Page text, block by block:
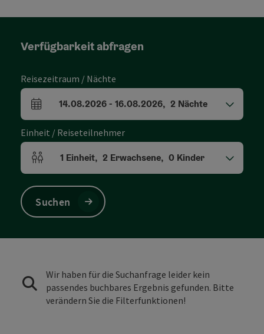
Verfügbarkeit abfragen
Reisezeitraum / Nächte
An- und Abreisefelder
14.08.2026- 16.08.2026, 2 Nächte
Einheit / Reiseteilnehmer
Einheitenanzahl und Personenfelder
1 Einheit, 2 Erwachsene, 0 Kinder
Suchen
Wir haben für die Suchanfrage leider kein
passendes buchbares Ergebnis gefunden. Bitte
verändern Sie die Filterfunktionen!